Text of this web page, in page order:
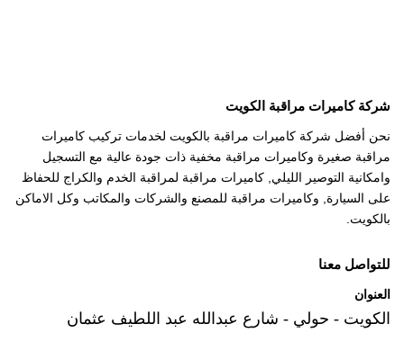
شركة كاميرات مراقبة الكويت
نحن أفضل شركة كاميرات مراقبة بالكويت لخدمات تركيب كاميرات
مراقبة صغيرة وكاميرات مراقبة مخفية ذات جودة عالية مع التسجيل
وامكانية التوصير الليلي, كاميرات مراقبة لمراقبة الخدم والكراج للحفاظ
على السيارة, وكاميرات مراقبة للمصنع والشركات والمكاتب وكل الاماكن
بالكويت.
للتواصل معنا
العنوان
الكويت - حولي - شارع عبدالله عبد اللطيف عثمان